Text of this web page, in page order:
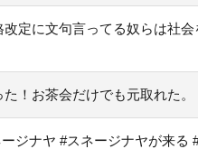
改定に文句言ってる奴らは社
！お茶会だけでも元取れた。
ジナヤ #スネージナヤが来る